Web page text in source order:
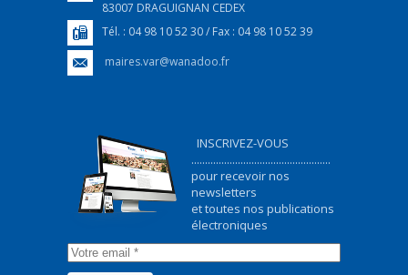
83007 DRAGUIGNAN CEDEX
Tél. : 04 98 10 52 30 / Fax : 04 98 10 52 39
maires.var@wanadoo.fr
INSCRIVEZ-VOUS
...................................................
pour recevoir nos
newsletters
et toutes nos publications
électroniques